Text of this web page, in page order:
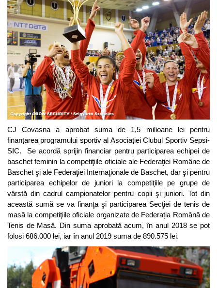
CJ Covasna a aprobat suma de 1,5 milioane lei pentru
finanțarea programului sportiv al Asociației Clubul Sportiv Sepsi-
SIC. Se acordă sprijin financiar pentru participarea echipei de
baschet feminin la competiţiile oficiale ale Federaţiei Române de
Baschet şi ale Federaţiei Internaţionale de Baschet, dar şi pentru
participarea echipelor de juniori la competiţiile pe grupe de
vârstă din cadrul campionatelor pentru copii şi juniori. Tot din
această sumă se va finanţa şi participarea Secţiei de tenis de
masă la competiţiile oficiale organizate de Federația Română de
Tenis de Masă. Din suma aprobată acum, în anul 2018 se pot
folosi 686.000 lei, iar în anul 2019 suma de 890.575 lei.